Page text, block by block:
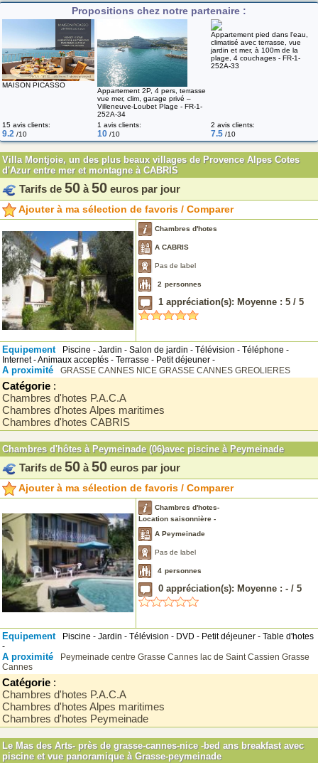
Propositions chez notre partenaire :
MAISON PICASSO
Appartement 2P, 4 pers, terrasse
vue mer, clim, garage privé –
Villeneuve-Loubet Plage - FR-1-
252A-34
Appartement pied dans l'eau,
climatisé avec terrasse, vue
jardin et mer, à 100m de la
plage, 4 couchages - FR-1-
252A-33
15 avis clients:
9.2 /10
1 avis clients:
10 /10
2 avis clients:
7.5 /10
Villa Montjoie, un des plus beaux villages de Provence Alpes Cotes
d'Azur entre mer et montagne à CABRIS
Tarifs de 50 à 50 euros par jour
Ajouter à ma sélection de favoris / Comparer
Chambres d'hotes
A CABRIS
Pas de label
2 personnes
1 appréciation(s): Moyenne : 5 / 5
Equipement
Piscine - Jardin - Salon de jardin - Télévision - Téléphone -
Internet - Animaux acceptés - Terrasse - Petit déjeuner -
A proximité GRASSE CANNES NICE GRASSE CANNES GREOLIERES
Catégorie :
Chambres d'hotes P.A.C.A
Chambres d'hotes Alpes maritimes
Chambres d'hotes CABRIS
Chambres d'hôtes à Peymeinade (06)avec piscine à Peymeinade
Tarifs de 50 à 50 euros par jour
Ajouter à ma sélection de favoris / Comparer
Chambres d'hotes-
Location saisonnière -
A Peymeinade
Pas de label
4 personnes
0 appréciation(s): Moyenne : - / 5
Equipement
Piscine - Jardin - Télévision - DVD - Petit déjeuner - Table d'hotes
-
A proximité Peymeinade centre Grasse Cannes lac de Saint Cassien Grasse
Cannes
Catégorie :
Chambres d'hotes P.A.C.A
Chambres d'hotes Alpes maritimes
Chambres d'hotes Peymeinade
Le Mas des Arts- près de grasse-cannes-nice -bed ans breakfast avec
piscine et vue panoramique à Grasse-peymeinade